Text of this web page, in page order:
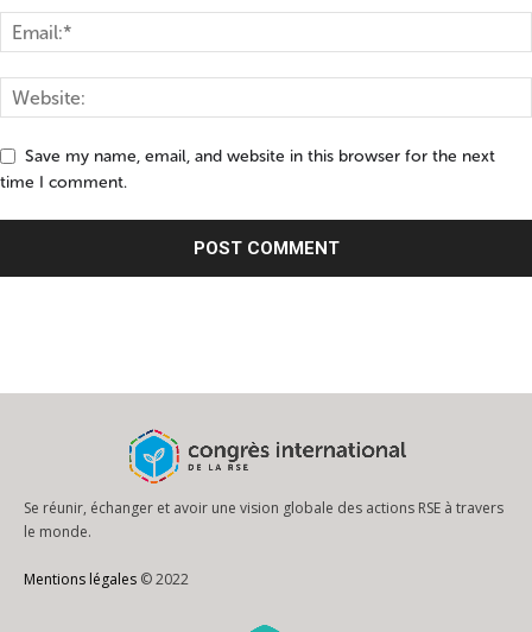
Save my name, email, and website in this browser for the next
time I comment.
Se réunir, échanger et avoir une vision globale des actions RSE à travers
le monde.
Mentions légales © 2022